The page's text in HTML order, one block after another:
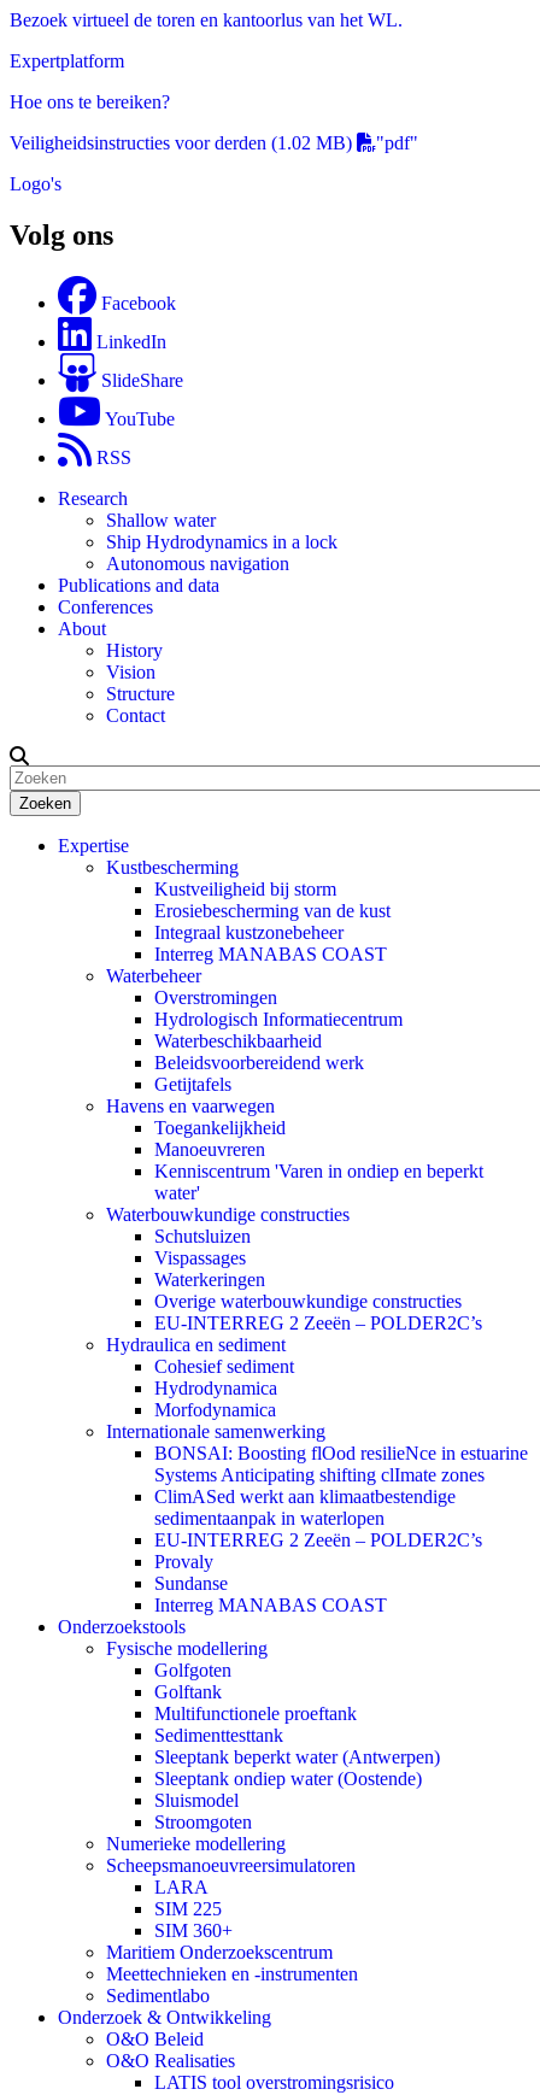
Bezoek virtueel de toren en kantoorlus van het WL.
Expertplatform
Hoe ons te bereiken?
Veiligheidsinstructies voor derden (1.02 MB)
"pdf"
Logo's
Volg ons
Facebook
LinkedIn
SlideShare
YouTube
RSS
Research
Shallow water
Ship Hydrodynamics in a lock
Autonomous navigation
Publications and data
Conferences
About
History
Vision
Structure
Contact
Zoeken
Expertise
Kustbescherming
Kustveiligheid bij storm
Erosiebescherming van de kust
Integraal kustzonebeheer
Interreg MANABAS COAST
Waterbeheer
Overstromingen
Hydrologisch Informatiecentrum
Waterbeschikbaarheid
Beleidsvoorbereidend werk
Getijtafels
Havens en vaarwegen
Toegankelijkheid
Manoeuvreren
Kenniscentrum 'Varen in ondiep en beperkt
water'
Waterbouwkundige constructies
Schutsluizen
Vispassages
Waterkeringen
Overige waterbouwkundige constructies
EU-INTERREG 2 Zeeën – POLDER2C’s
Hydraulica en sediment
Cohesief sediment
Hydrodynamica
Morfodynamica
Internationale samenwerking
BONSAI: Boosting flOod resilieNce in estuarine
Systems Anticipating shifting clImate zones
ClimASed werkt aan klimaatbestendige
sedimentaanpak in waterlopen
EU-INTERREG 2 Zeeën – POLDER2C’s
Provaly
Sundanse
Interreg MANABAS COAST
Onderzoekstools
Fysische modellering
Golfgoten
Golftank
Multifunctionele proeftank
Sedimenttesttank
Sleeptank beperkt water (Antwerpen)
Sleeptank ondiep water (Oostende)
Sluismodel
Stroomgoten
Numerieke modellering
Scheepsmanoeuvreersimulatoren
LARA
SIM 225
SIM 360+
Maritiem Onderzoekscentrum
Meettechnieken en -instrumenten
Sedimentlabo
Onderzoek & Ontwikkeling
O&O Beleid
O&O Realisaties
LATIS tool overstromingsrisico